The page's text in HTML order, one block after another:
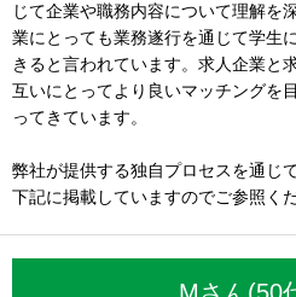
じて企業や職務内容について理解を
業にとっても業務遂行を通じて学生
きると言われています。求人企業と
互いにとってより良いマッチングを
ってきています。
弊社が提供する独自プロセスを通じ
下記に掲載していますのでご参照くだ